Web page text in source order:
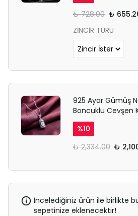
₺ 728.00 ₺
ZİNCİR TÜRÜ
925 Ayar Gümüş
Boncuklu Cevşen
%10
₺ 2,334.00 ₺
İncelediğiniz ürün ile birlikte
sepetinize eklenecektir!